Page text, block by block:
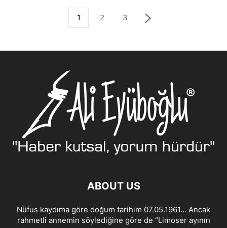
1 2 3
ABOUT US
Nüfus kaydıma göre doğum tarihim 07.05.1961… Ancak
rahmetli annemin söylediğine göre de “Limoser ayının